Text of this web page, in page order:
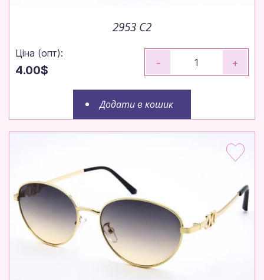
2953 C2
Ціна (опт):
4.00$
- +
Додати в кошик